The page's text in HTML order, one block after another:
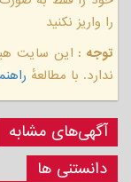
را واریز نکنید
توجه : این سایت
ندارد. با مطالعهٔ
آگهی‌های مشابه
دانستنی ها